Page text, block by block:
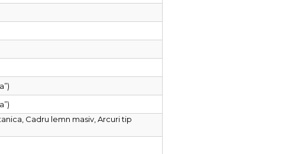
Cadru lemn masiv, Arcuri tip